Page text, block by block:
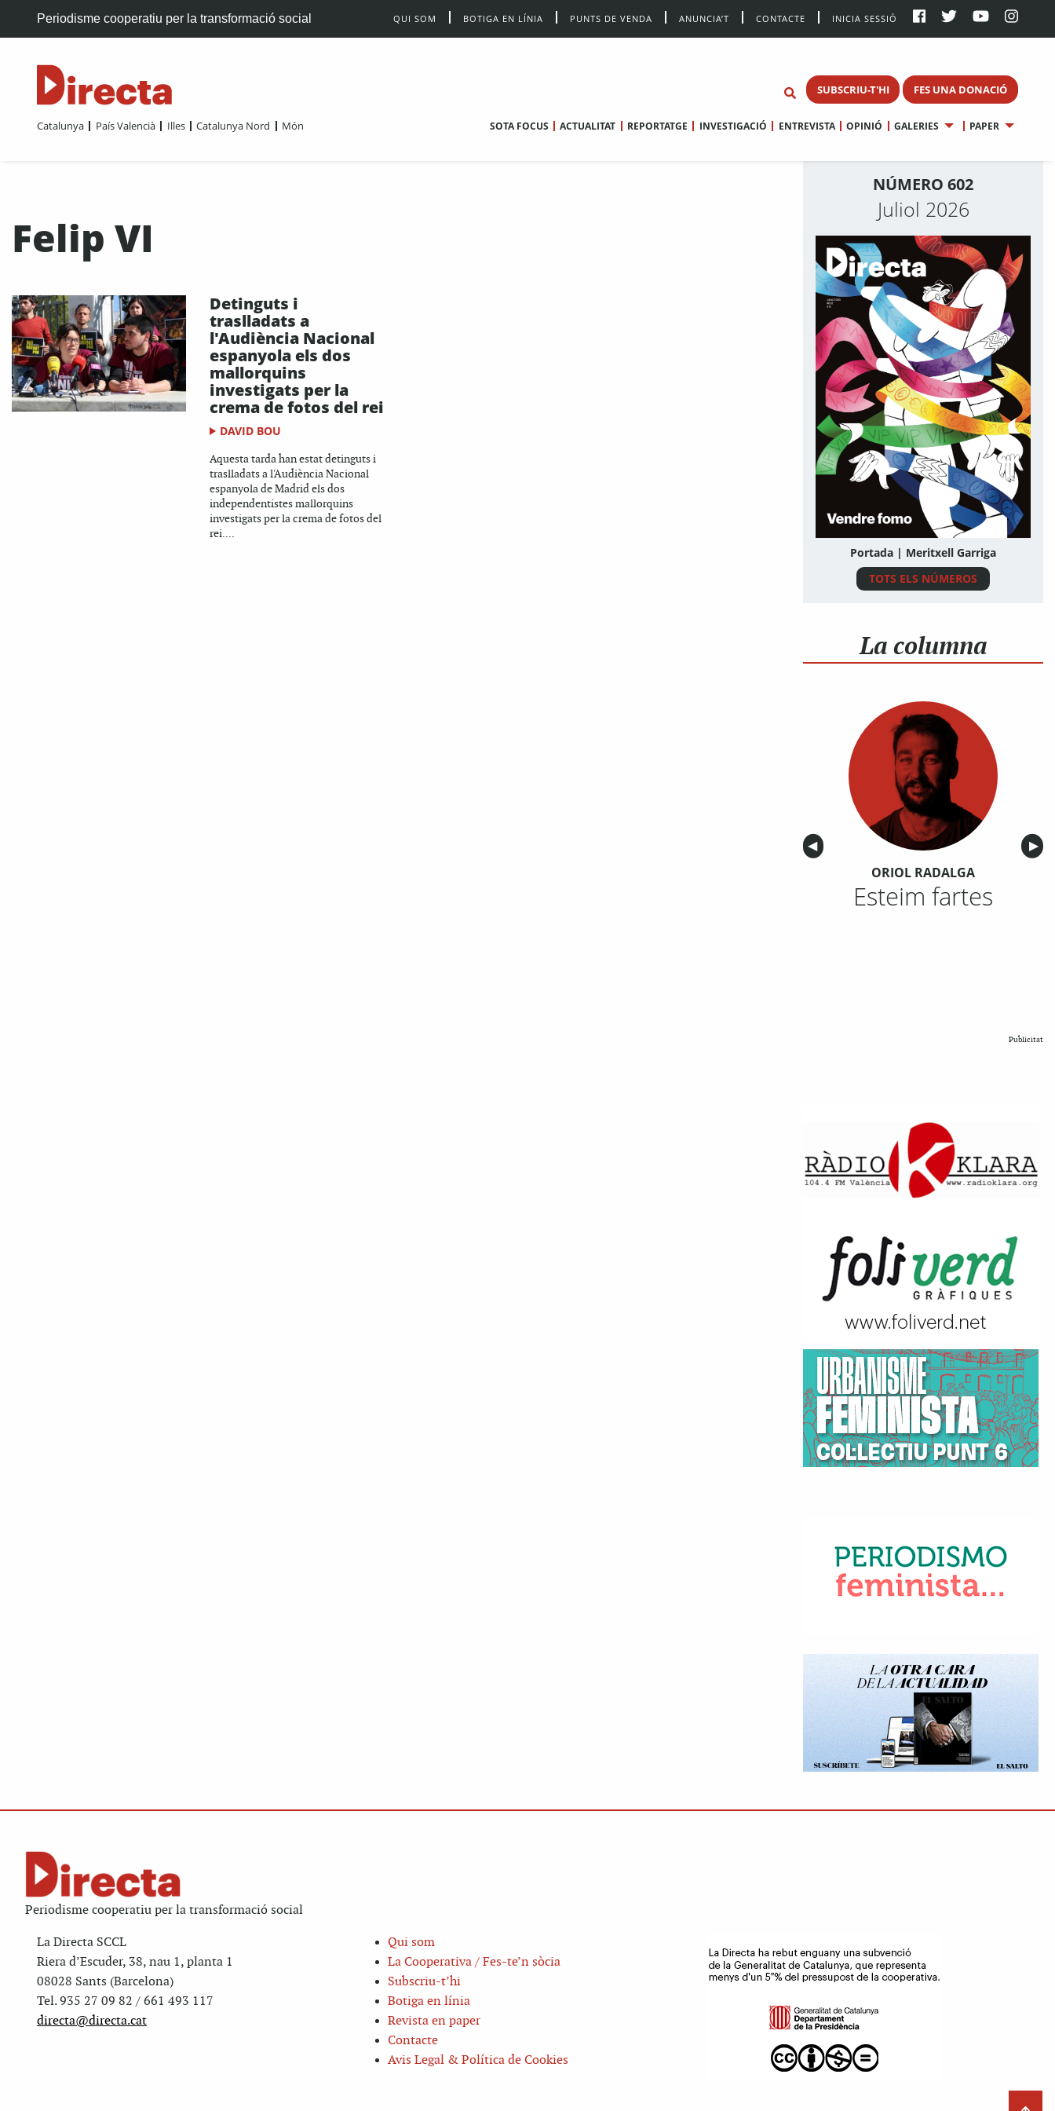
Periodisme cooperatiu per la transformació social QUI SOM BOTIGA EN LÍNIA PUNTS DE VENDA ANUNCIA’T CONTACTE INICIA SESSIÓ
SUBSCRIU-T'HI FES UNA DONACIÓ
Catalunya País Valencià Illes Catalunya Nord Món SOTA FOCUS ACTUALITAT REPORTATGE INVESTIGACIÓ ENTREVISTA OPINIÓ GALERIES PAPER
Felip VI
Detinguts i
traslladats a
l'Audiència Nacional
espanyola els dos
mallorquins
investigats per la
crema de fotos del rei
DAVID BOU
Aquesta tarda han estat detinguts i
traslladats a l'Audiència Nacional
espanyola de Madrid els dos
independentistes mallorquins
investigats per la crema de fotos del
rei....
NÚMERO 602
Juliol 2026
Portada | Meritxell Garriga
TOTS ELS NÚMEROS
La columna
Anterior
◀︎ ▶︎
ORIOL RADALGA
Esteim fartes
Publicitat
Periodisme cooperatiu per la transformació social
La Directa SCCL
Riera d’Escuder, 38, nau 1, planta 1
08028 Sants (Barcelona)
Tel. 935 27 09 82 / 661 493 117
directa@directa.cat
Qui som
La Cooperativa / Fes-te’n sòcia
Subscriu-t’hi
Botiga en línia
Revista en paper
Contacte
Avis Legal & Política de Cookies